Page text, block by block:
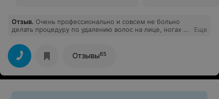
Отзыв. Очень профессионально и совсем не больно
делать процедуру по удалению волос на лице, ногах и
Еще
Отзывы65